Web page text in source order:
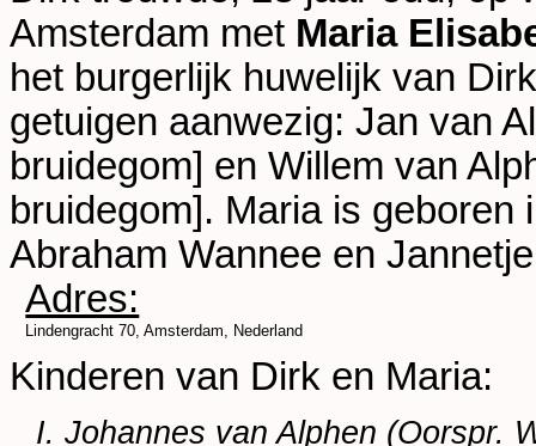
Amsterdam met Maria
het burgerlijk huwelijk van
getuigen aanwezig: Jan van
bruidegom] en Willem van
bruidegom]. Maria is geboren
Abraham Wannee en
Adres:
Lindengracht 70, Amsterdam, Nederland
Kinderen van Dirk en Maria:
I. Johannes van Alphen (Oorspr.